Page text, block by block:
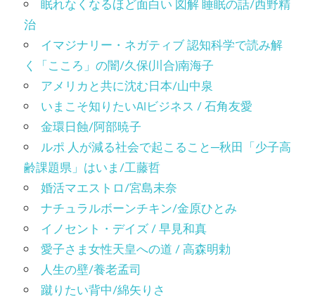
眠れなくなるほど面白い 図解 睡眠の話/西野精
治
イマジナリー・ネガティブ 認知科学で読み解
く「こころ」の闇/久保(川合)南海子
アメリカと共に沈む日本/山中泉
いまこそ知りたいAIビジネス / 石角友愛
金環日蝕/阿部暁子
ルポ 人が減る社会で起こること─秋田「少子高
齢課題県」はいま/工藤哲
婚活マエストロ/宮島未奈
ナチュラルボーンチキン/金原ひとみ
イノセント・デイズ / 早見和真
愛子さま女性天皇への道 / 高森明勅
人生の壁/養老孟司
蹴りたい背中/綿矢りさ